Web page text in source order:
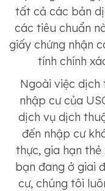
tất cả các bản
các tiêu chuẩn
giấy chứng nhận
tính chính
Ngoài việc dịch
nhập cư của
dịch vụ dịch
đến nhập cư
thực, gia hạn
bạn đang ở giai
cư, chúng tôi